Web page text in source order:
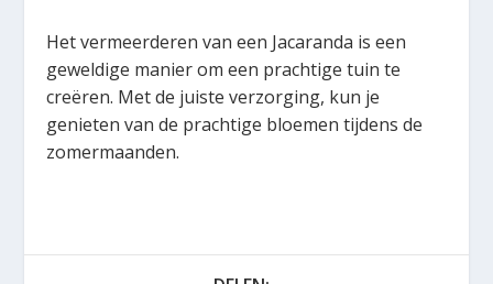
Het vermeerderen van een Jacaranda is een
geweldige manier om een prachtige tuin te
creëren. Met de juiste verzorging, kun je
genieten van de prachtige bloemen tijdens de
zomermaanden.